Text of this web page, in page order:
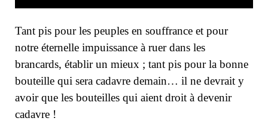
Tant pis pour les peuples en souffrance et pour
notre éternelle impuissance à ruer dans les
brancards, établir un mieux ; tant pis pour la bonne
bouteille qui sera cadavre demain… il ne devrait y
avoir que les bouteilles qui aient droit à devenir
cadavre !